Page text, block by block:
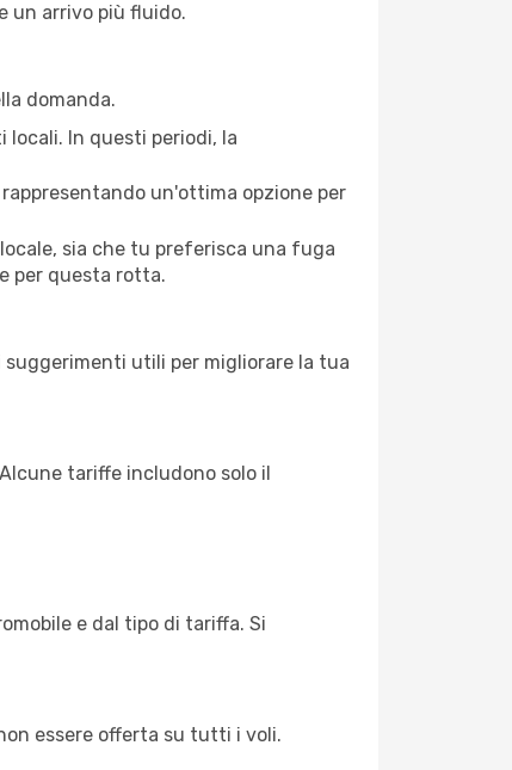
un arrivo più fluido.
domanda.
In questi periodi, la
un'ottima opzione per
sia che tu preferisca una fuga
per questa rotta.
utili per migliorare la tua
tariffe includono solo il
e dal tipo di tariffa. Si
essere offerta su tutti i voli.